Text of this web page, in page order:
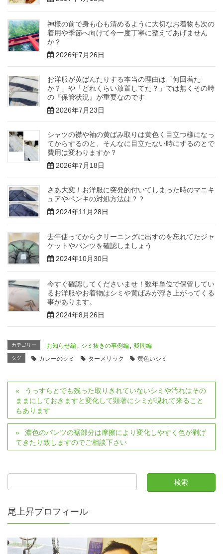
神様の前で身も心も清めるように大切なお着物も次の
着用や季節へ向けて今一度丁寧に整えてあげません
か？
2026年7月26日
お洋服が黄ばんたりする本当の理由は「何回着た
か？」や「どれくらい放置してた？」では無くその時
の『保管状況』が重要なのです
2026年7月23日
シャツの襟や袖の黄ばみ取りは黄色く目立つ様になっ
てからするのと、そんなに目立たない時にするのとで
費用は変わりますか？
2026年7月18日
さあ大変！お洋服に突発的付いてしまった時のマニキ
ュアやペンキの対処方法は？？
2024年11月28日
去年使ってからクリーニングに出すのを忘れてたジャ
ケットやパンツを確認しましょう
2024年10月30日
今すぐ確認してくださいませ！数年単位で保管してい
るお洋服やお着物はシミや黄ばみが浮き上がってくる
事があります。
2024年8月26日
カテゴリー お知らせ編 , シミ抜きの事例編 , 疑問編
タグ カレーのシミ ターメリック 黄色いシミ
うっすらとでも残った取りきれていないシミや汚れはその
ままにしておきますと変化して顕著にシミが現れて来ること
もあります
濃色のパンツの裾部分は摩擦により変化しやすく色が剥げ
てきたり致しますのでご相談下さい
尾上昇プロフィール